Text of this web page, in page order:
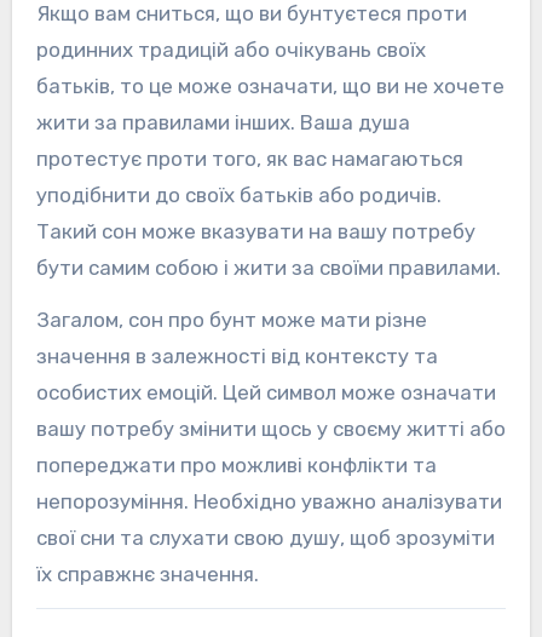
Якщо вам сниться, що ви бунтуєтеся проти
родинних традицій або очікувань своїх
батьків, то це може означати, що ви не хочете
жити за правилами інших. Ваша душа
протестує проти того, як вас намагаються
уподібнити до своїх батьків або родичів.
Такий сон може вказувати на вашу потребу
бути самим собою і жити за своїми правилами.
Загалом, сон про бунт може мати різне
значення в залежності від контексту та
особистих емоцій. Цей символ може означати
вашу потребу змінити щось у своєму житті або
попереджати про можливі конфлікти та
непорозуміння. Необхідно уважно аналізувати
свої сни та слухати свою душу, щоб зрозуміти
їх справжнє значення.